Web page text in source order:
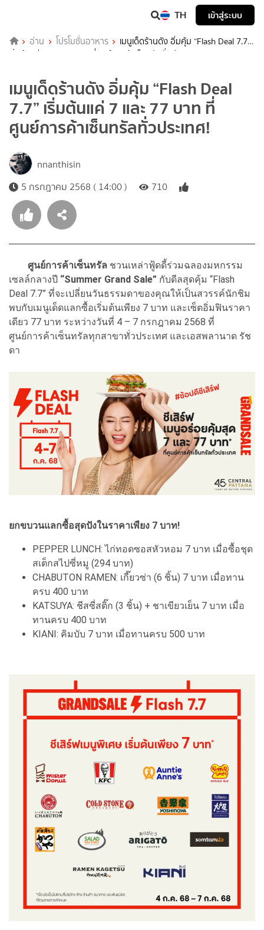
TH เข้าสู่ระบบ
อ่าน โปรโมชั่นอาหาร
เมนูเด็ดร้านดัง อิ่มคุ้ม “Flash Deal 7.7”
เริ่มต้นแค่ 7 และ 77 บาท ที่ศูนย์การค้าเซ็นทรัลทั่วประเทศ!
เมนูเด็ดร้านดัง อิ่มคุ้ม “Flash Deal
7.7” เริ่มต้นแค่ 7 และ 77 บาท ที่
ศูนย์การค้าเซ็นทรัลทั่วประเทศ!
nnanthisin
5 กรกฎาคม 2568 ( 14:00 )
710
ศูนย์การค้าเซ็นทรัล ชวนเหล่าฟู้ดดี้ร่วมฉลองมหกรรม
เซลล์กลางปี “Summer Grand Sale” กับดีลสุดคุ้ม “Flash
Deal 7.7” ที่จะเปลี่ยนวันธรรมดาของคุณให้เป็นสวรรค์นักชิม
พบกับเมนูเด็ดแลกซื้อเริ่มต้นเพียง 7 บาท และเซ็ตอิ่มฟินราคา
เดียว 77 บาท ระหว่างวันที่ 4 – 7 กรกฎาคม 2568 ที่
ศูนย์การค้าเซ็นทรัลทุกสาขาทั่วประเทศ และเอสพลานาด รัช
ดา
ยกขบวนแลกซื้อสุดปังในราคาเพียง 7 บาท!
PEPPER LUNCH: ไก่ทอดซอสหัวหอม 7 บาท เมื่อซื้อชุด
สเต็กสไปซี่หมู (294 บาท)
CHABUTON RAMEN: เกี๊ยวซ่า (6 ชิ้น) 7 บาท เมื่อทาน
ครบ 400 บาท
KATSUYA: ชีสซี่สติ๊ก (3 ชิ้น) + ชาเขียวเย็น 7 บาท เมื่อ
ทานครบ 400 บาท
KIANI: คิมบับ 7 บาท เมื่อทานครบ 500 บาท